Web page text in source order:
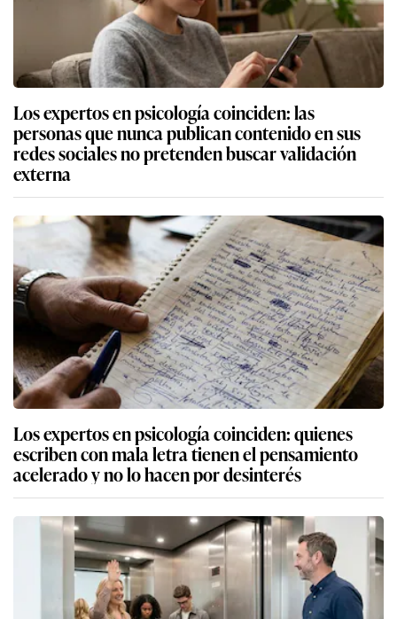
Los expertos en psicología coinciden: las
personas que nunca publican contenido en sus
redes sociales no pretenden buscar validación
externa
Los expertos en psicología coinciden: quienes
escriben con mala letra tienen el pensamiento
acelerado y no lo hacen por desinterés